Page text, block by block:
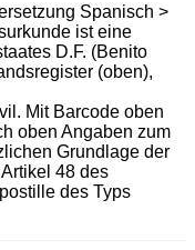
Spanisch >
ist eine
D.F. (Benito
(oben),
Mit Barcode oben
oben Angaben zum
Grundlage der
48 des
des Typs